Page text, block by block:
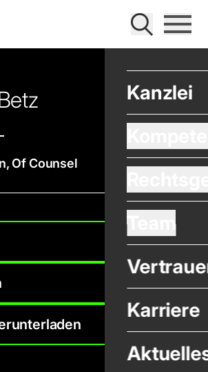
Rechtsanwälte –
Kanzlei
Team
Karriere
Of Counsel